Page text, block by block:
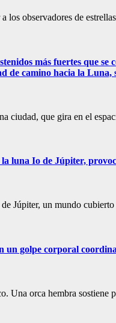
los observadores de
más fuertes que
de camino hacia la
ciudad, que gira en el
luna Io de Júpiter,
Júpiter, un mundo
un golpe corporal
Una orca hembra